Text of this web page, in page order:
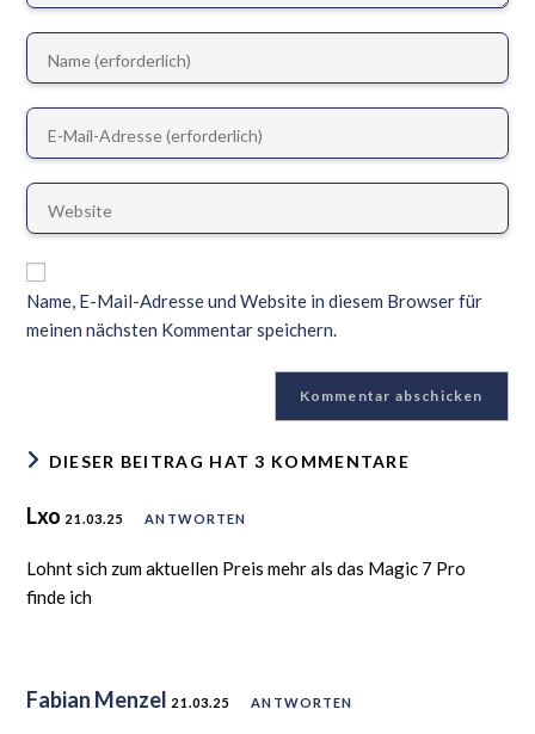
Name, E-Mail-Adresse und Website in diesem Browser für
meinen nächsten Kommentar speichern.
DIESER BEITRAG HAT 3 KOMMENTARE
Lxo 21.03.25 ANTWORTEN
Lohnt sich zum aktuellen Preis mehr als das Magic 7 Pro
finde ich
Fabian Menzel 21.03.25 ANTWORTEN